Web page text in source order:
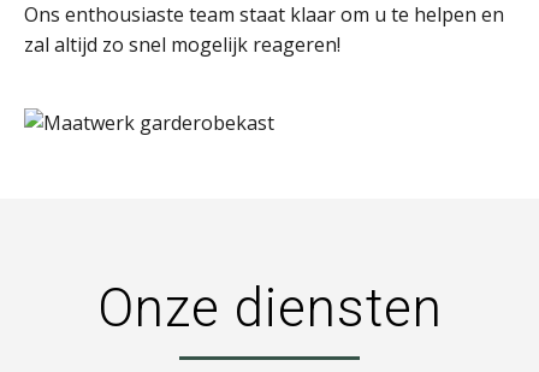
Ons enthousiaste team staat klaar om u te helpen en
zal altijd zo snel mogelijk reageren!
Onze diensten